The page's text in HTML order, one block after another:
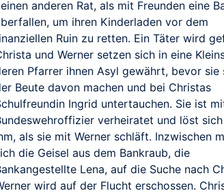
anderen Rat, als mit Freunden eine
um ihren Kinderladen vor dem
Ruin zu retten. Ein Täter wird
und Werner setzen sich in eine
Pfarrer ihnen Asyl gewährt, bevor sie
Beute davon machen und bei Christas
Ingrid untertauchen. Sie ist
verheiratet und löst
als sie mit Werner schläft. Inzwischen
die Geisel aus dem Bankraub, die
Lena, auf die Suche nach
wird auf der Flucht erschossen.